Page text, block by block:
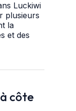
Luckiwi
plusieurs
la
et des
côte